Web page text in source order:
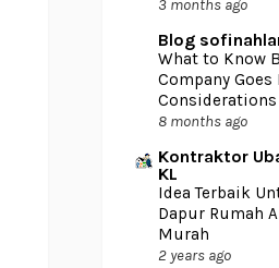
3 months ago
Blog
What to Know
Company Goes
Considerations
8 months ago
Kontraktor
KL
Idea Terbaik
Dapur Rumah
Murah
2 years ago